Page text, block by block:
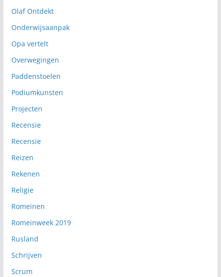
Olaf Ontdekt
Onderwijsaanpak
Opa vertelt
Overwegingen
Paddenstoelen
Podiumkunsten
Projecten
Recensie
Recensie
Reizen
Rekenen
Religie
Romeinen
Romeinweek 2019
Rusland
Schrijven
Scrum